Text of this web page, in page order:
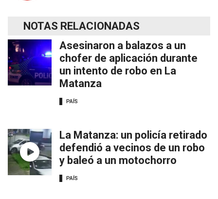
NOTAS RELACIONADAS
Asesinaron a balazos a un
chofer de aplicación durante
un intento de robo en La
Matanza
PAÍS
La Matanza: un policía retirado
defendió a vecinos de un robo
y baleó a un motochorro
PAÍS